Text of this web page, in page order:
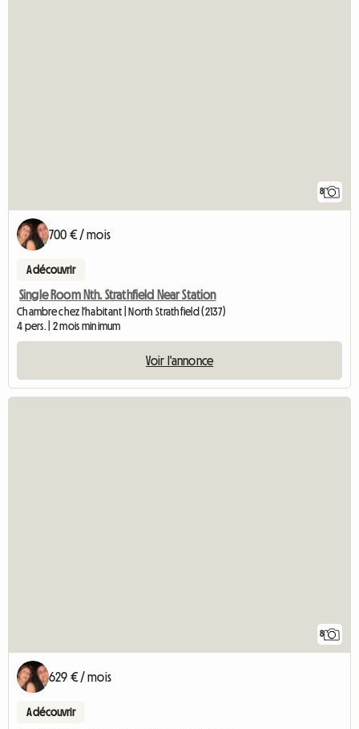
8
700 € / mois
A découvrir
Single Room Nth. Strathfield Near Station
Chambre chez l'habitant | North Strathfield (2137)
4 pers. | 2 mois minimum
Voir l'annonce
8
629 € / mois
A découvrir